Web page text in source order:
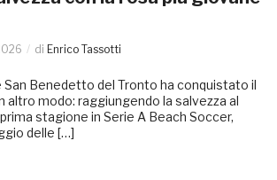
di Enrico Tassotti
San Benedetto del Tronto ha conquistato il
altro modo: raggiungendo la salvezza al
stagione in Serie A Beach Soccer,
delle […]